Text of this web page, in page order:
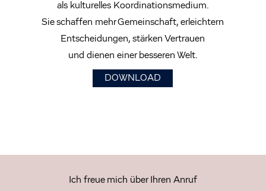
als kulturelles Koordinationsmedium.
Sie schaffen mehr Gemeinschaft, erleichtern
Entscheidungen, stärken Vertrauen
und dienen einer besseren Welt.
DOWNLOAD
Ich freue mich über Ihren Anruf